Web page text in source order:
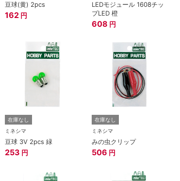
豆球(黄) 2pcs
162 円
LEDモジュール 1608チッ
プLED 橙
608 円
在庫なし
ミネシマ
豆球 3V 2pcs 緑
253 円
在庫なし
ミネシマ
みの虫クリップ
506 円